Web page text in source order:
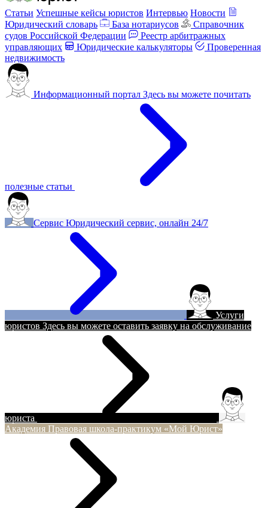
Статьи Успешные кейсы юристов Интервью Новости
Юридический словарь
База нотариусов
Справочник
судов Российской Федерации
Реестр арбитражных
управляющих
Юридические калькуляторы
Проверенная
недвижимость
Информационный портал Здесь вы можете почитать
полезные статьи
Сервис Юридический сервис, онлайн 24/7
Услуги
юристов Здесь вы можете оставить заявку на обслуживание
юриста
Академия Правовая школа-практикум «Мой Юрист»